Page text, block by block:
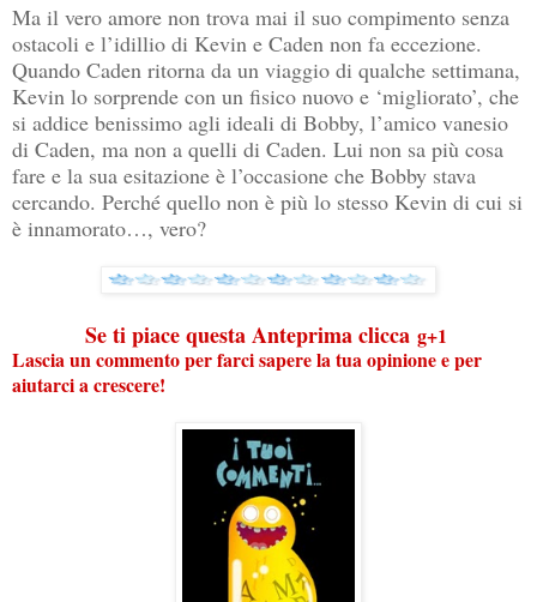
Ma il vero amore non trova mai il suo compimento senza
ostacoli e l’idillio di Kevin e Caden non fa eccezione.
Quando Caden ritorna da un viaggio di qualche settimana,
Kevin lo sorprende con un fisico nuovo e ‘migliorato’, che
si addice benissimo agli ideali di Bobby, l’amico vanesio
di Caden, ma non a quelli di Caden. Lui non sa più cosa
fare e la sua esitazione è l’occasione che Bobby stava
cercando. Perché quello non è più lo stesso Kevin di cui si
è innamorato…, vero?
Se ti piace questa Anteprima clicca g+1
Lascia un commento per farci sapere la tua opinione e per
aiutarci a crescere!